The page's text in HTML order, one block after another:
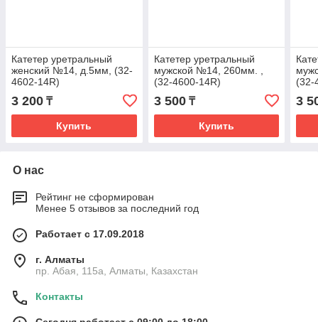
Катетер уретральный
женский №14, д.5мм, (32-
4602-14R)
3 200 ₸
Купить
Катетер уретральный
мужской №14, 260мм. ,
(32-4600-14R)
3 500₸
Купить
(32-
3
О нас
Рейтинг не сформирован
Менее 5 отзывов за последний год
Работает с 17.09.2018
г. Алматы
пр. Абая, 115а, Алматы, Казахстан
Контакты